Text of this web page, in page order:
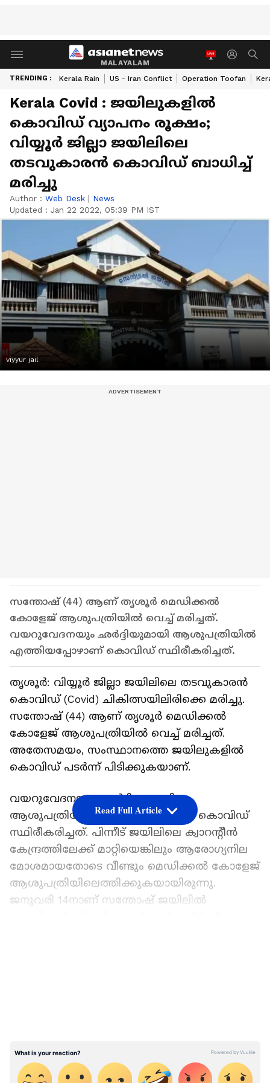
MALAYALAM
TRENDING : Kerala Rain US - Iran Conflict Operation Toofan
Kerala Covid : ജയിലുകളിൽ
കൊവിഡ് വ്യാപനം രൂക്ഷം;
വിയ്യൂർ ജില്ലാ ജയിലിലെ
തടവുകാരൻ കൊവിഡ് ബാധിച്ച്
മരിച്ചു
Author : Web Desk | News
Updated : Jan 22 2022, 05:39 PM IST
viyyur jail
സന്തോഷ് (44) ആണ് തൃശൂർ മെഡിക്കൽ
കോളേജ് ആശുപത്രിയിൽ വെച്ച് മരിച്ചത്.
വയറുവേദനയും ഛർദ്ദിയുമായി ആശുപത്രിയിൽ
എത്തിയപ്പോഴാണ് കൊവിഡ് സ്ഥിരീകരിച്ചത്.
തൃശൂര്‍: വിയ്യൂർ ജില്ലാ ജയിലിലെ തടവുകാരൻ
കൊവിഡ് (Covid) ചികിത്സയിലിരിക്കെ മരിച്ചു.
സന്തോഷ് (44) ആണ് തൃശൂർ മെഡിക്കൽ
കോളേജ് ആശുപത്രിയിൽ വെച്ച് മരിച്ചത്.
അതേസമയം, സംസ്ഥാനത്തെ ജയിലുകളില്‍
കൊവിഡ് പടര്‍ന്ന് പിടിക്കുകയാണ്.
വയറുവേദനയും ഛർദ്ദിയുമായി
ആശുപത്രിയിൽ എത്തിയപ്പോഴാണ് കൊവിഡ്
സ്ഥിരീകരിച്ചത്. പിന്നീട് ജയിലിലെ ക്വാറൻ്റീൻ
കേന്ദ്രത്തിലേക്ക് മാറ്റിയെങ്കിലും ആരോഗ്യനില
മോശമായതോടെ വീണ്ടും മെഡിക്കൽ കോളേജ്
ആശുപത്രിയിലെത്തിക്കുകയായിരുന്നു.
ജനുവരി 14നാണ് സന്തോഷ് ജയിലിൽ
ജയിലുകളില്‍ കൊവിഡ് വ്യാപനം അതി
രൂക്ഷമാണ്. സംസ്ഥാനത്ത് എല്ലാ
Read Full Article